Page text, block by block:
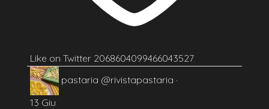
Like on Twitter 2068604099466043527
pastaria @rivistapastaria ·
13 Giu